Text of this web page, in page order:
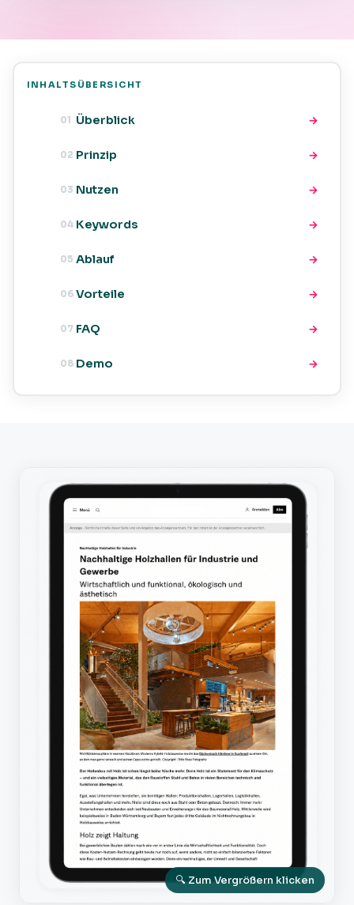
INHALTSÜBERSICHT
01 Überblick →
02 Prinzip →
03 Nutzen →
04 Keywords →
05 Ablauf →
06 Vorteile →
07 FAQ →
08 Demo →
🔍 Zum Vergrößern klicken